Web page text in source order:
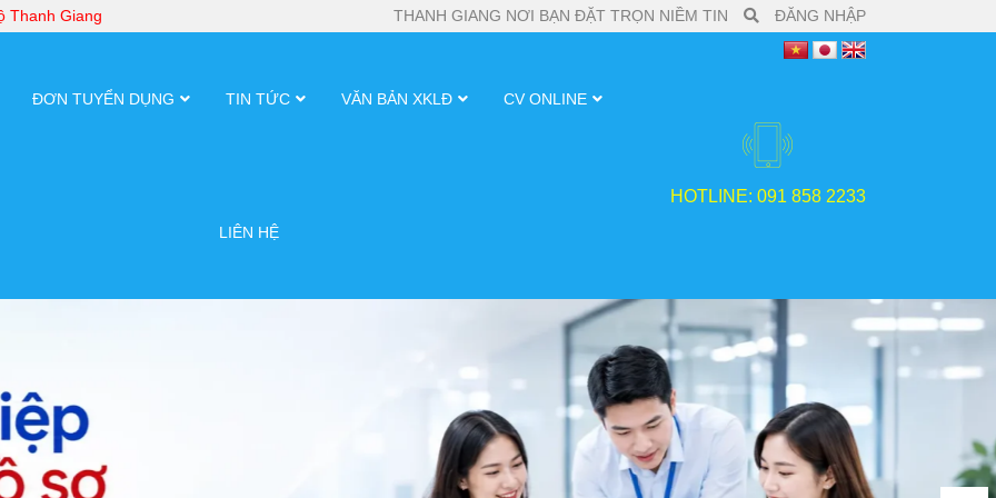
Thanh Giang THANH GIANG NƠI BẠN ĐẶT TRỌN NIỀM TIN ĐĂNG NHẬP
ĐƠN TUYỂN DỤNG TIN TỨC VĂN BẢN XKLĐ CV ONLINE
LIÊN HỆ
HOTLINE: 091 858 2233